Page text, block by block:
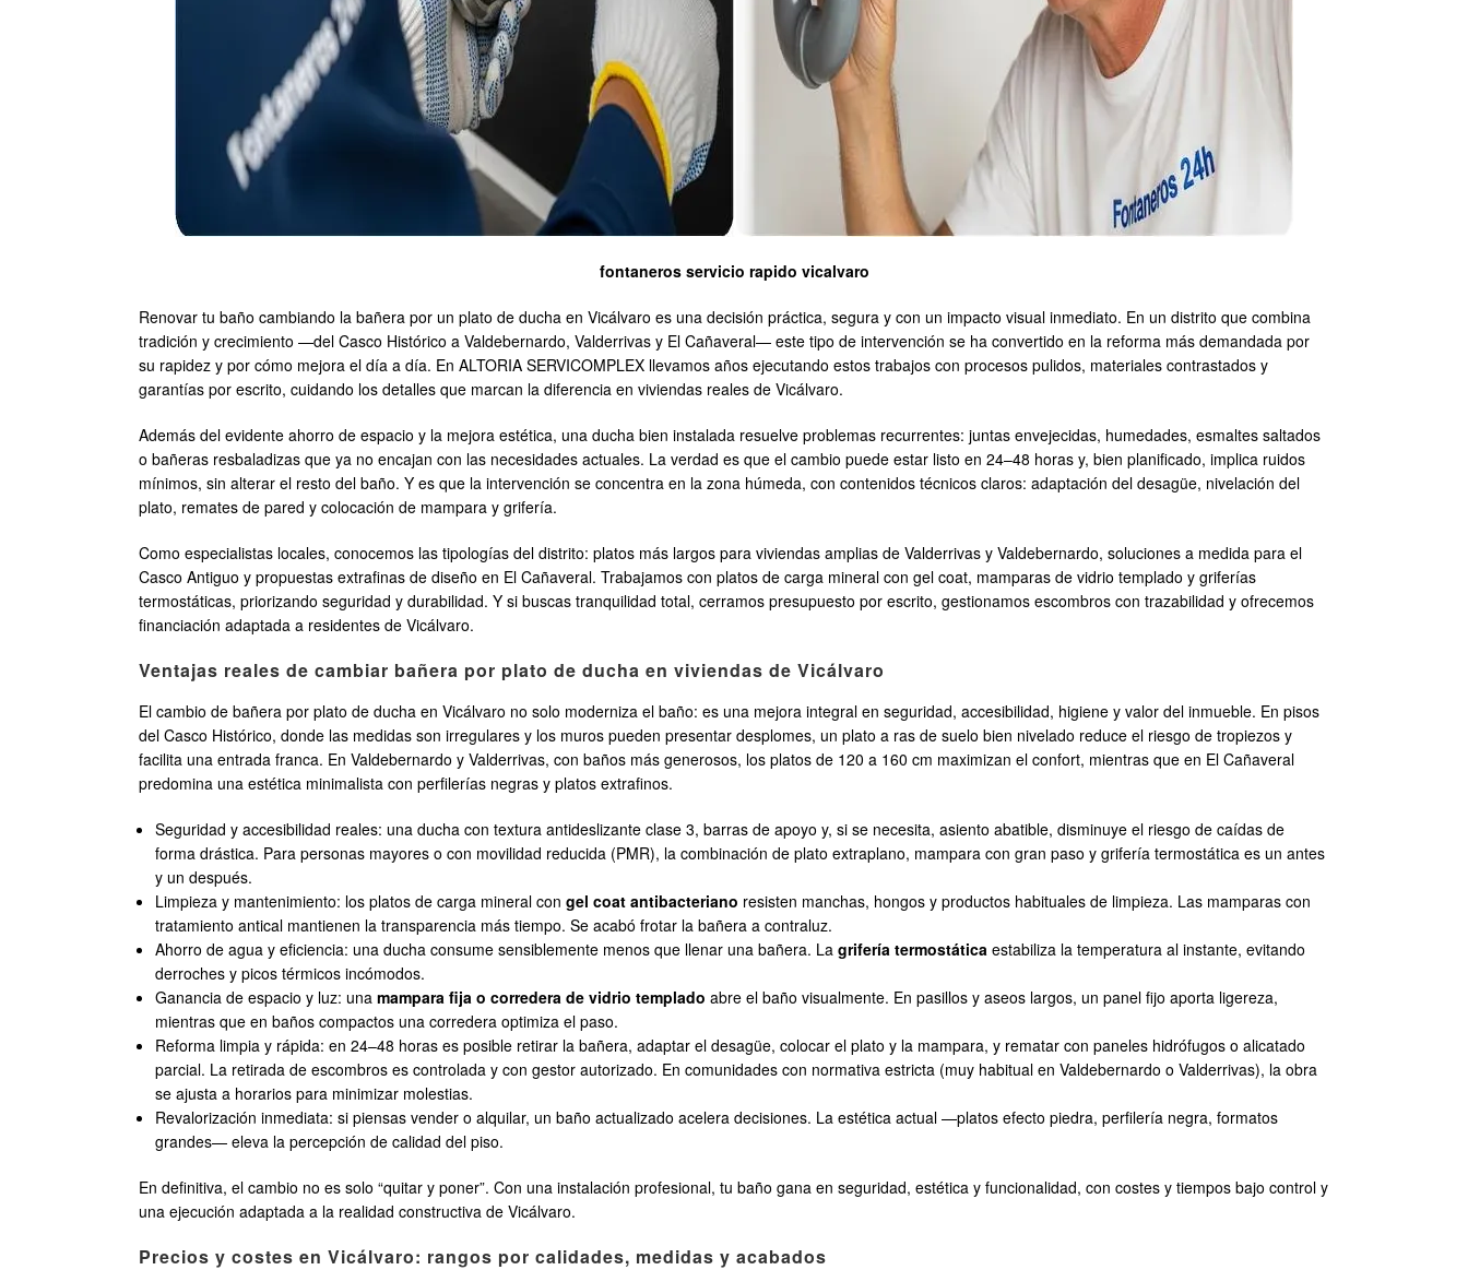
fontaneros servicio rapido vicalvaro
Renovar tu baño cambiando la bañera por un plato de ducha en Vicálvaro es una decisión práctica, segura y con un impacto visual inmediato. En un distrito que combina
tradición y crecimiento —del Casco Histórico a Valdebernardo, Valderrivas y El Cañaveral— este tipo de intervención se ha convertido en la reforma más demandada por
su rapidez y por cómo mejora el día a día. En ALTORIA SERVICOMPLEX llevamos años ejecutando estos trabajos con procesos pulidos, materiales contrastados y
garantías por escrito, cuidando los detalles que marcan la diferencia en viviendas reales de Vicálvaro.
Además del evidente ahorro de espacio y la mejora estética, una ducha bien instalada resuelve problemas recurrentes: juntas envejecidas, humedades, esmaltes saltados
o bañeras resbaladizas que ya no encajan con las necesidades actuales. La verdad es que el cambio puede estar listo en 24–48 horas y, bien planificado, implica ruidos
mínimos, sin alterar el resto del baño. Y es que la intervención se concentra en la zona húmeda, con contenidos técnicos claros: adaptación del desagüe, nivelación del
plato, remates de pared y colocación de mampara y grifería.
Como especialistas locales, conocemos las tipologías del distrito: platos más largos para viviendas amplias de Valderrivas y Valdebernardo, soluciones a medida para el
Casco Antiguo y propuestas extrafinas de diseño en El Cañaveral. Trabajamos con platos de carga mineral con gel coat, mamparas de vidrio templado y griferías
termostáticas, priorizando seguridad y durabilidad. Y si buscas tranquilidad total, cerramos presupuesto por escrito, gestionamos escombros con trazabilidad y ofrecemos
financiación adaptada a residentes de Vicálvaro.
Ventajas reales de cambiar bañera por plato de ducha en viviendas de Vicálvaro
El cambio de bañera por plato de ducha en Vicálvaro no solo moderniza el baño: es una mejora integral en seguridad, accesibilidad, higiene y valor del inmueble. En pisos
del Casco Histórico, donde las medidas son irregulares y los muros pueden presentar desplomes, un plato a ras de suelo bien nivelado reduce el riesgo de tropiezos y
facilita una entrada franca. En Valdebernardo y Valderrivas, con baños más generosos, los platos de 120 a 160 cm maximizan el confort, mientras que en El Cañaveral
predomina una estética minimalista con perfilerías negras y platos extrafinos.
Seguridad y accesibilidad reales: una ducha con textura antideslizante clase 3, barras de apoyo y, si se necesita, asiento abatible, disminuye el riesgo de caídas de
forma drástica. Para personas mayores o con movilidad reducida (PMR), la combinación de plato extraplano, mampara con gran paso y grifería termostática es un antes
y un después.
Limpieza y mantenimiento: los platos de carga mineral congel coat antibacteriano resisten manchas, hongos y productos habituales de limpieza. Las mamparas con
tratamiento antical mantienen la transparencia más tiempo. Se acabó frotar la bañera a contraluz.
Ahorro de agua y eficiencia: una ducha consume sensiblemente menos que llenar una bañera. Lagrifería termostática estabiliza la temperatura al instante, evitando
derroches y picos térmicos incómodos.
Ganancia de espacio y luz: unamampara fija o corredera de vidrio templado abre el baño visualmente. En pasillos y aseos largos, un panel fijo aporta ligereza,
mientras que en baños compactos una corredera optimiza el paso.
Reforma limpia y rápida: en 24–48 horas es posible retirar la bañera, adaptar el desagüe, colocar el plato y la mampara, y rematar con paneles hidrófugos o alicatado
parcial. La retirada de escombros es controlada y con gestor autorizado. En comunidades con normativa estricta (muy habitual en Valdebernardo o Valderrivas), la obra
se ajusta a horarios para minimizar molestias.
Revalorización inmediata: si piensas vender o alquilar, un baño actualizado acelera decisiones. La estética actual —platos efecto piedra, perfilería negra, formatos
grandes— eleva la percepción de calidad del piso.
En definitiva, el cambio no es solo “quitar y poner”. Con una instalación profesional, tu baño gana en seguridad, estética y funcionalidad, con costes y tiempos bajo control y
una ejecución adaptada a la realidad constructiva de Vicálvaro.
Precios y costes en Vicálvaro: rangos por calidades, medidas y acabados